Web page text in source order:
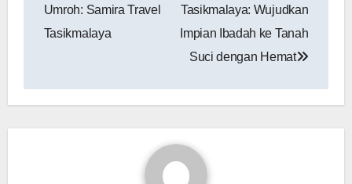
Umroh: Samira Travel
Tasikmalaya
Tasikmalaya: Wujudkan
Impian Ibadah ke Tanah
Suci dengan Hemat